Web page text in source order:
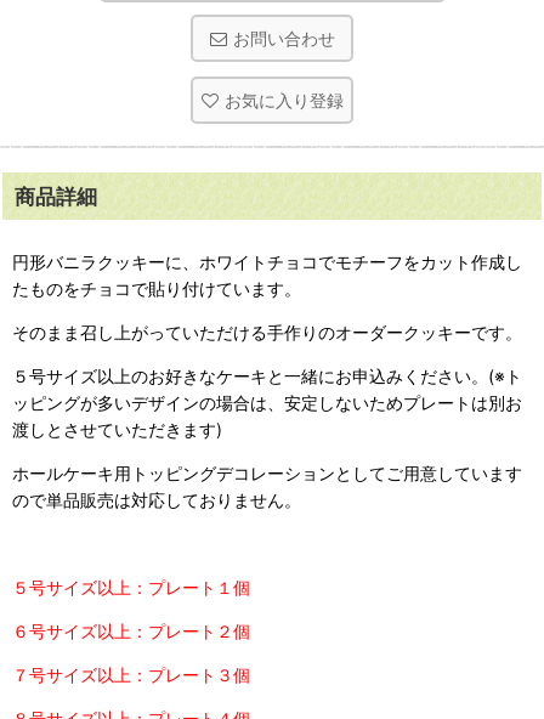
お問い合わせ
お気に入り登録
商品詳細
円形バニラクッキーに、ホワイトチョコでモチーフをカット作成し
たものをチョコで貼り付けています。
そのまま召し上がっていただける手作りのオーダークッキーです。
５号サイズ以上のお好きなケーキと一緒にお申込みください。(※ト
ッピングが多いデザインの場合は、安定しないためプレートは別お
渡しとさせていただきます)
ホールケーキ用トッピングデコレーションとしてご用意しています
ので単品販売は対応しておりません。
５号サイズ以上：プレート１個
６号サイズ以上：プレート２個
７号サイズ以上：プレート３個